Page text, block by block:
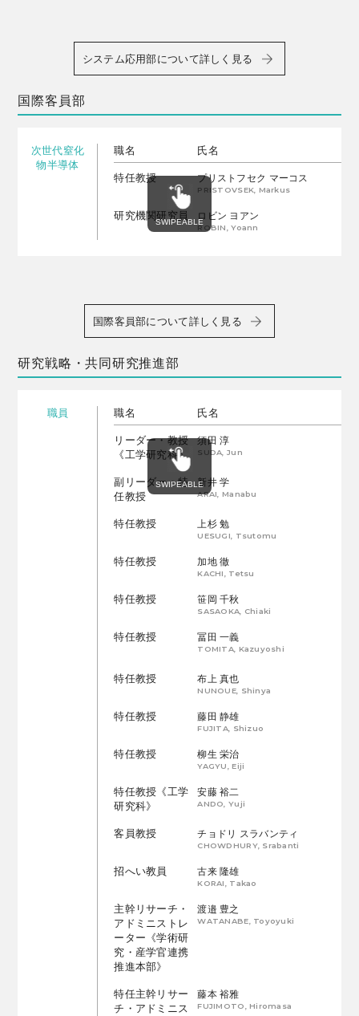
システム応用部について詳しく見る
国際客員部
次世代窒化
物半導体
職名 氏名
特任教授 プリストフセク マーコス
PRISTOVSEK, Markus
研究機関研究員 ロビン ヨアン
ROBIN, Yoann
国際客員部について詳しく見る
研究戦略・共同研究推進部
職員 職名 氏名
リーダー・教授
《工学研究科》
須田 淳
SUDA, Jun
副リーダー・特
任教授
新井 学
ARAI, Manabu
特任教授 上杉 勉
UESUGI, Tsutomu
特任教授 加地 徹
KACHI, Tetsu
特任教授 笹岡 千秋
SASAOKA, Chiaki
特任教授 冨田 一義
TOMITA, Kazuyoshi
特任教授 布上 真也
NUNOUE, Shinya
特任教授 藤田 静雄
FUJITA, Shizuo
特任教授 柳生 栄治
YAGYU, Eiji
特任教授《工学
研究科》
安藤 裕二
ANDO, Yuji
客員教授 チョドリ スラバンティ
CHOWDHURY, Srabanti
招へい教員 古来 隆雄
KORAI, Takao
主幹リサーチ・
アドミニストレ
ーター《学術研
究・産学官連携
推進本部》
渡邉 豊之
WATANABE, Toyoyuki
特任主幹リサー
チ・アドミニス
藤本 裕雅
FUJIMOTO, Hiromasa